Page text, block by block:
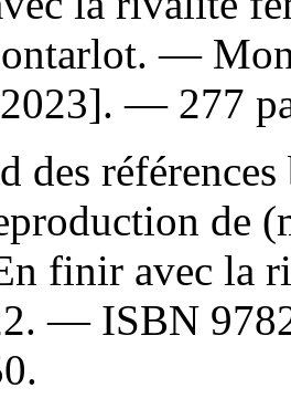
—
— 277
des
de
finir avec la
— ISBN
.